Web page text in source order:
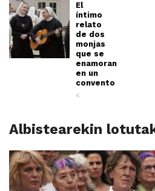
El
íntimo
relato
de dos
monjas
que se
enamoran
en un
convento
<
Albistearekin